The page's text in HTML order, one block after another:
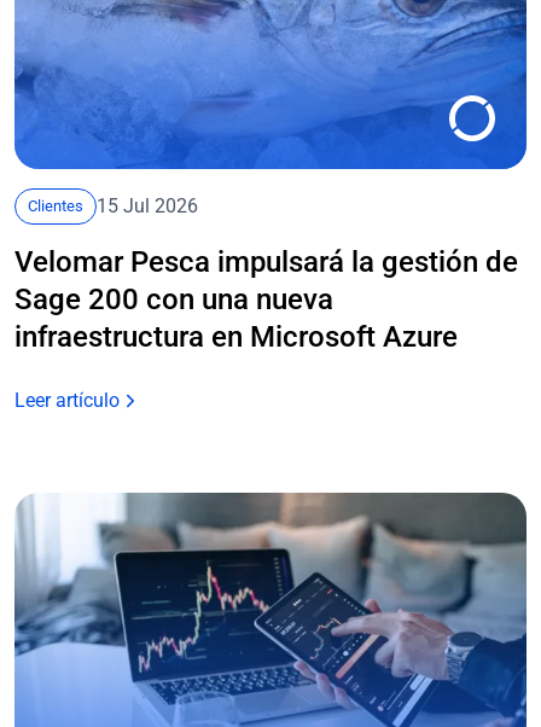
Clientes 15 Jul 2026
Velomar Pesca impulsará la gestión de
Sage 200 con una nueva
infraestructura en Microsoft Azure
Leer artículo